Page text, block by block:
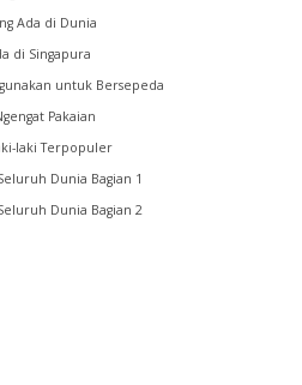
Ada di Dunia
di Singapura
untuk Bersepeda
Pakaian
laki Terpopuler
Dunia Bagian 1
Dunia Bagian 2